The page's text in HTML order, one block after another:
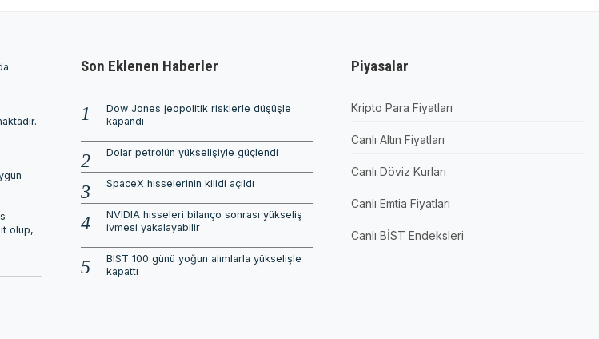
olup,
Son Eklenen Haberler
Dow Jones jeopolitik risklerle düşüşle
kapandı
Dolar petrolün yükselişiyle güçlendi
SpaceX hisselerinin kilidi açıldı
NVIDIA hisseleri bilanço sonrası yükseliş
ivmesi yakalayabilir
BIST 100 günü yoğun alımlarla yükselişle
kapattı
Piyasalar
Kripto Para Fiyatları
Canlı Altın Fiyatları
Canlı Döviz Kurları
Canlı Emtia Fiyatları
Canlı BİST Endeksleri